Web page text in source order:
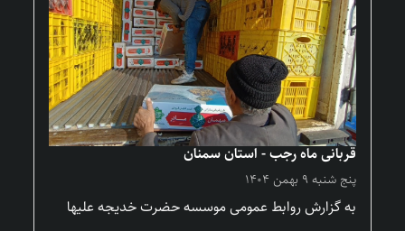
قربانی ماه رجب - استان سمنان
پنج شنبه ۹ بهمن ۱۴۰۴
به گزارش روابط عمومی موسسه حضرت خدیجه علیها